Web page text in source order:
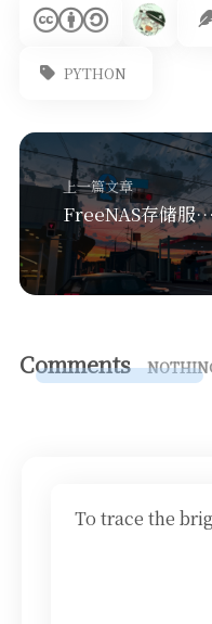
PYTHON
上一篇文章
FreeNAS存储服
Comments
To trace the